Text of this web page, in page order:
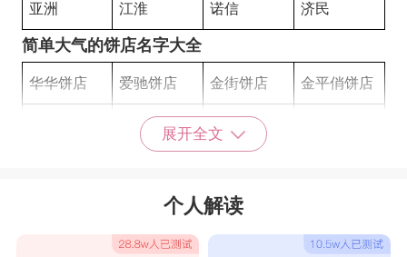
亚洲 江淮 诺信 济民
简单大气的饼店名字大全
华华饼店 爱驰饼店 金街饼店 金平俏饼店
佳源花都饼 安吉饼店
艳吕手抓饼 申靓手抓饼
展开全文
个人解读